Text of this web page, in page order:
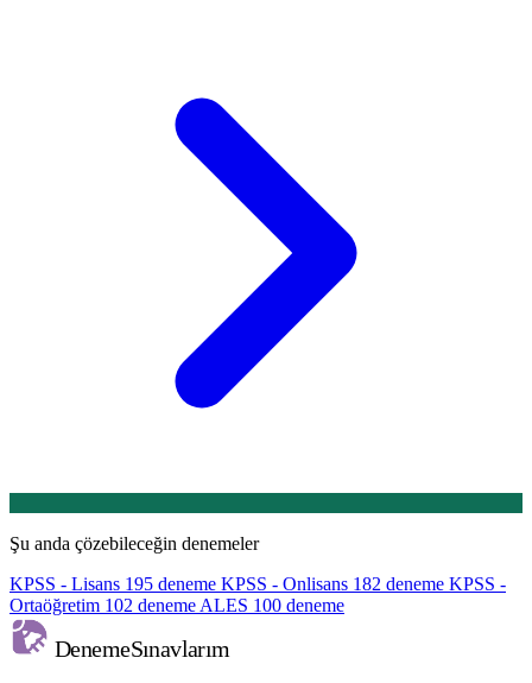
Şu anda çözebileceğin denemeler
KPSS - Lisans 195 deneme KPSS - Onlisans 182 deneme KPSS -
Ortaöğretim 102 deneme ALES 100 deneme
DenemeSınavlarım